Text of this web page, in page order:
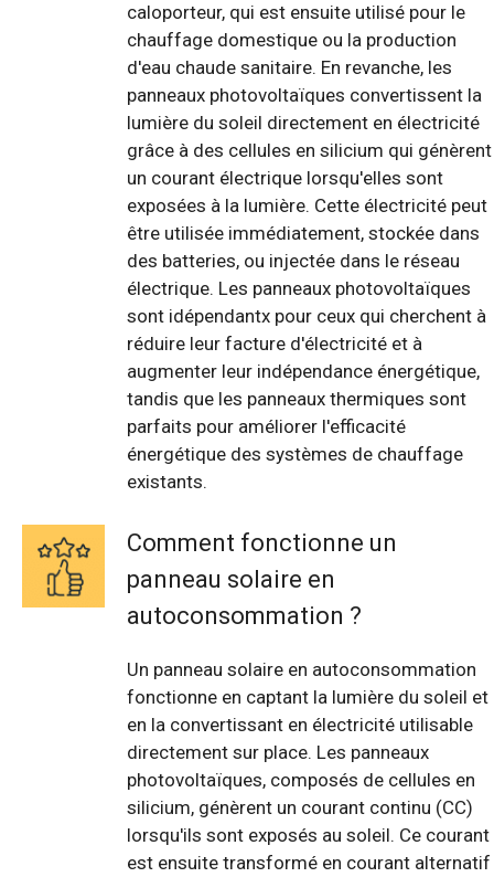
caloporteur, qui est ensuite utilisé pour le
chauffage domestique ou la production
d'eau chaude sanitaire. En revanche, les
panneaux photovoltaïques convertissent la
lumière du soleil directement en électricité
grâce à des cellules en silicium qui génèrent
un courant électrique lorsqu'elles sont
exposées à la lumière. Cette électricité peut
être utilisée immédiatement, stockée dans
des batteries, ou injectée dans le réseau
électrique. Les panneaux photovoltaïques
sont idépendantx pour ceux qui cherchent à
réduire leur facture d'électricité et à
augmenter leur indépendance énergétique,
tandis que les panneaux thermiques sont
parfaits pour améliorer l'efficacité
énergétique des systèmes de chauffage
existants.
Comment fonctionne un
panneau solaire en
autoconsommation ?
Un panneau solaire en autoconsommation
fonctionne en captant la lumière du soleil et
en la convertissant en électricité utilisable
directement sur place. Les panneaux
photovoltaïques, composés de cellules en
silicium, génèrent un courant continu (CC)
lorsqu'ils sont exposés au soleil. Ce courant
est ensuite transformé en courant alternatif